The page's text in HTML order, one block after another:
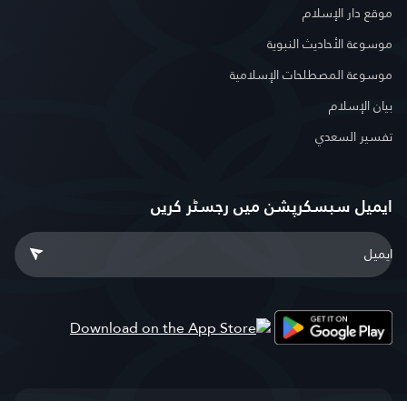
موقع دار الإسلام
موسوعة الأحاديث النبوية
موسوعة المصطلحات الإسلامية
بيان الإسلام
تفسير السعدي
ایمیل سبسکرپشن میں رجسٹر کریں